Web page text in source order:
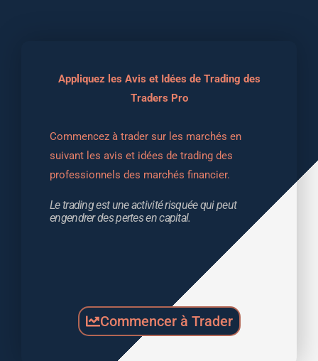
Appliquez les Avis et Idées de Trading des
Traders Pro
Commencez à trader sur les marchés en
suivant les avis et idées de trading des
professionnels des marchés financier.
Le trading est une activité risquée qui peut
engendrer des pertes en capital.
Commencer à Trader